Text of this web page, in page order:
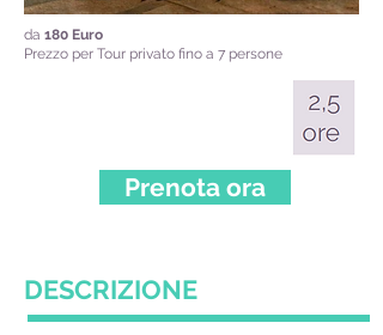
da 180 Euro
Prezzo per Tour privato fino a 7 persone
Prenota ora
DESCRIZIONE